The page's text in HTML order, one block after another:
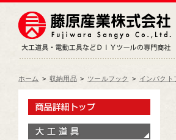
ホーム > 収納用品 > ツールフック > インパクト
製品